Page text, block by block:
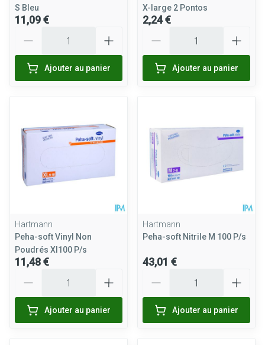
S Bleu
11,09 €
Ajouter au panier
X-large 2 Pontos
2,24 €
Ajouter au panier
Hartmann
Peha-soft Vinyl Non
Poudrés Xl100 P/s
11,48 €
Ajouter au panier
Hartmann
Peha-soft Nitrile M 100 P/s
43,01 €
Ajouter au panier